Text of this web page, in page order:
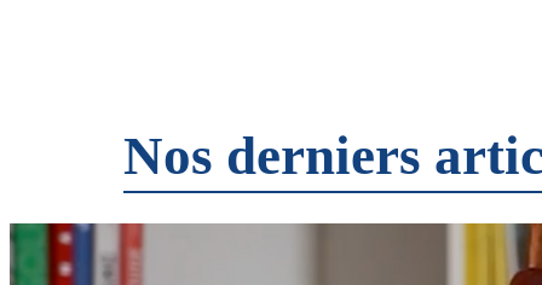
Nos derniers